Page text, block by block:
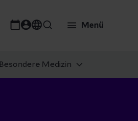
Menü
Besondere Medizin